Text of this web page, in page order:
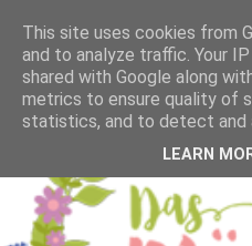
This site uses cookies from
and to analyze traffic. Your
shared with Google along
metrics to ensure quality of
statistics, and to detect and
LEARN